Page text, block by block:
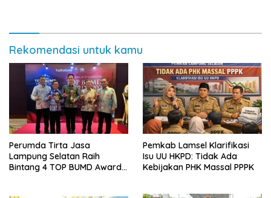
Rekomendasi untuk kamu
Perumda Tirta Jasa
Lampung Selatan Raih
Bintang 4 TOP BUMD Awards
Pemkab Lamsel Klarifikasi
Isu UU HKPD: Tidak Ada
Kebijakan PHK Massal PPPK